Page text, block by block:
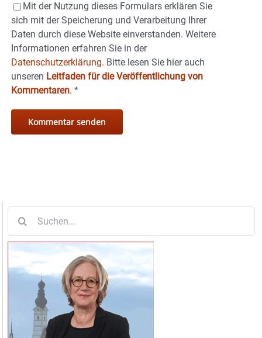
Mit der Nutzung dieses Formulars erklären Sie
sich mit der Speicherung und Verarbeitung Ihrer
Daten durch diese Website einverstanden. Weitere
Informationen erfahren Sie in der
Datenschutzerklärung. Bitte lesen Sie hier auch
unseren Leitfaden für die Veröffentlichung von
Kommentaren. *
nach: